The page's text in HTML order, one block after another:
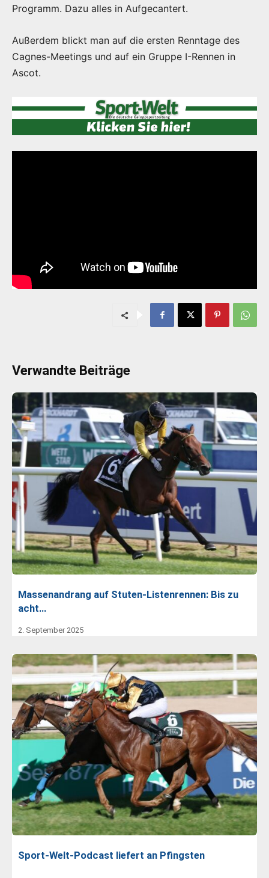
Programm. Dazu alles in Aufgecantert.
Außerdem blickt man auf die ersten Renntage des
Cagnes-Meetings und auf ein Gruppe I-Rennen in
Ascot.
Verwandte Beiträge
Massenandrang auf Stuten-Listenrennen: Bis zu
acht…
2. September 2025
Sport-Welt-Podcast liefert an Pfingsten